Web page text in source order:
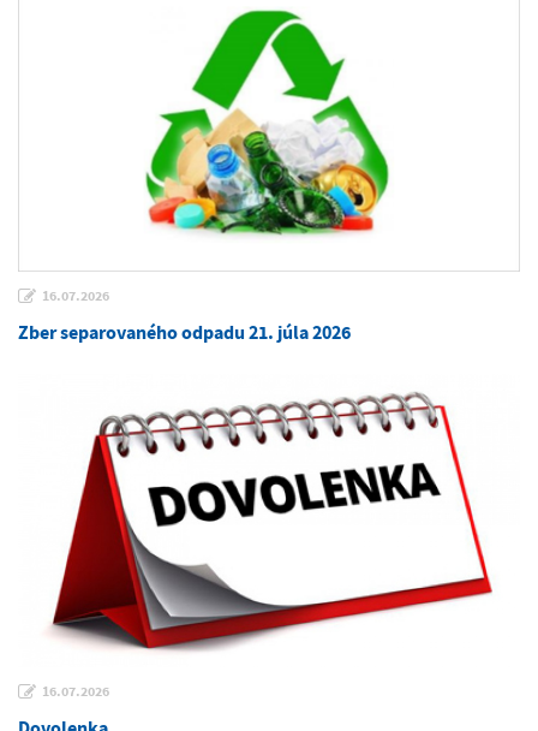
16.07.2026
Zber separovaného odpadu 21. júla 2026
16.07.2026